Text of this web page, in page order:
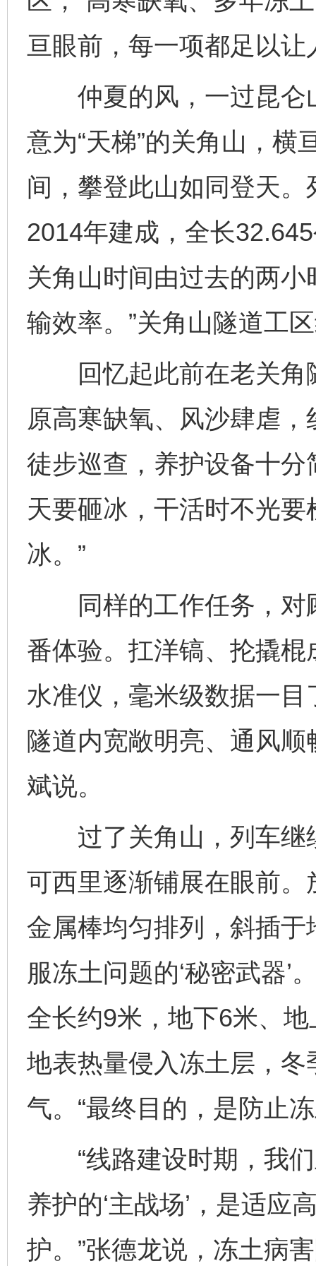
亘眼前，每一项都足以让
仲夏的风，一过昆仑
意为“天梯”的关角山，横
间，攀登此山如同登天
2014年建成，全长
关角山时间由过去的两
输效率。”关角山隧道工
回忆起此前在老关角
原高寒缺氧、风沙肆虐
徒步巡查，养护设备十分
天要砸冰，干活时不光
冰。”
同样的工作任务，对
番体验。扛洋镐、抡撬
水准仪，毫米级数据一目
隧道内宽敞明亮、通风
斌说。
过了关角山，列车继
可西里逐渐铺展在眼前
金属棒均匀排列，斜插于
服冻土问题的‘秘密武器’
全长约9米，地下6米、
地表热量侵入冻土层，
气。“最终目的，是防止
“线路建设时期，我们
养护的‘主战场’，是适应
护。”张德龙说，冻土病